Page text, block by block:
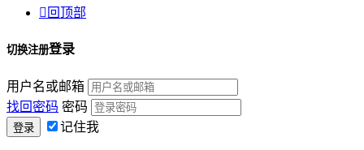
 回顶部
切换注册登录
用户名或邮箱
找回密码 密码
记住我